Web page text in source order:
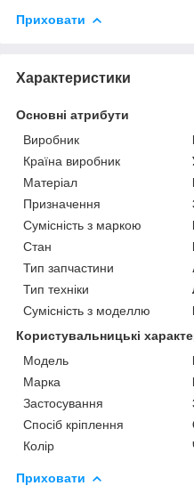
Приховати
Характеристики
Основні атрибути
Виробник
Країна виробник
Матеріал
Призначення
Сумісність з маркою
Стан
Тип запчастини
Тип техніки
Сумісність з моделлю
Користувальницькі
Мoдель
Марка
Застосування
Спосіб кріплення
Колір
Приховати